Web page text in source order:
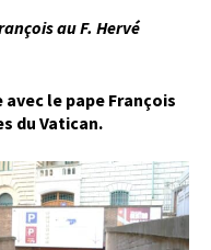
au F. Hervé
avec le pape François
du Vatican.